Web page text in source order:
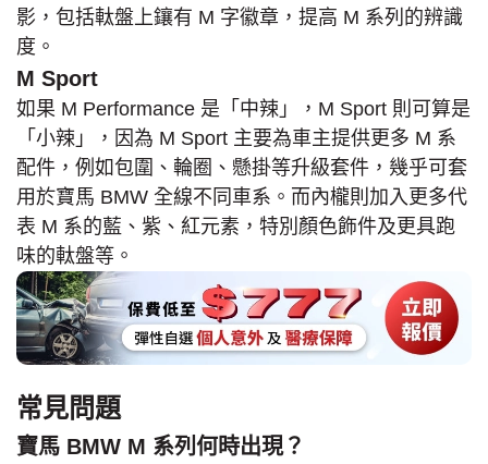
影，包括軚盤上鑲有 M 字徽章，提高 M 系列的辨識
度。
M Sport
如果 M Performance 是「中辣」，M Sport 則可算是
「小辣」，因為 M Sport 主要為車主提供更多 M 系
配件，例如包圍、輪圈、懸掛等升級套件，幾乎可套
用於寶馬 BMW 全線不同車系。而內櫳則加入更多代
表 M 系的藍、紫、紅元素，特別顏色飾件及更具跑
味的軚盤等。
常見問題
寶馬 BMW M 系列何時出現？